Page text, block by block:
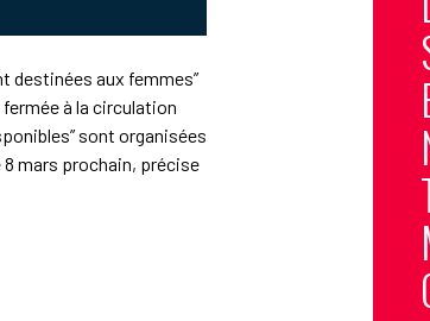
destinées aux femmes”
à la circulation
sont organisées
8 mars prochain, précise